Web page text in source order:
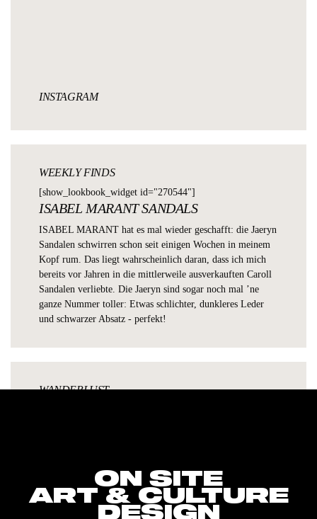
INSTAGRAM
WEEKLY FINDS
[show_lookbook_widget id="270544"]
ISABEL MARANT SANDALS
ISABEL MARANT hat es mal wieder geschafft: die Jaeryn
Sandalen schwirren schon seit einigen Wochen in meinem
Kopf rum. Das liegt wahrscheinlich daran, dass ich mich
bereits vor Jahren in die mittlerweile ausverkauften Caroll
Sandalen verliebte. Die Jaeryn sind sogar noch mal ’ne
ganze Nummer toller: Etwas schlichter, dunkleres Leder
und schwarzer Absatz - perfekt!
WANDERLUST
ON SITE
ART & CULTURE
DESIGN